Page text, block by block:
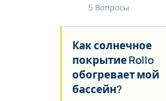
5 Вопросы
Как солнечное
покрытие Rollo
обогревает мой
бассейн?